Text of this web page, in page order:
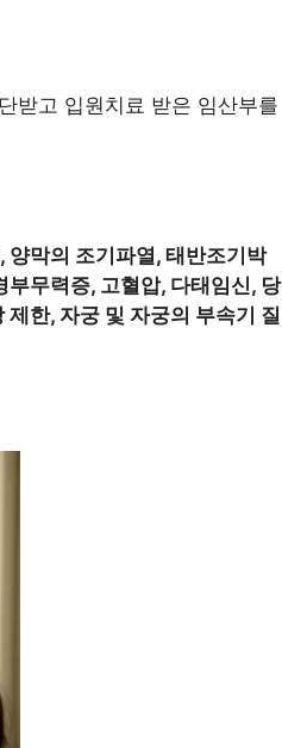
받고 입원치료 받은 임산부를
양막의 조기파열, 태반조기박
무력증, 고혈압, 다태임신, 당
한, 자궁 및 자궁의 부속기 질